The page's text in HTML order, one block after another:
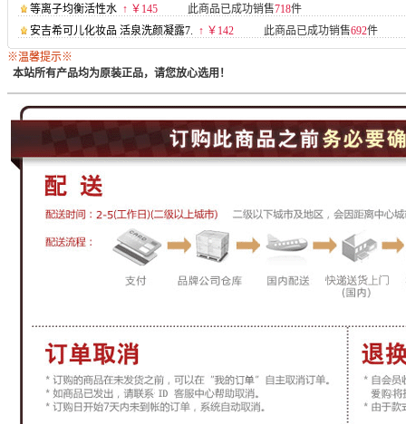
等离子均衡活性水 ↑ ￥145 此商品已成功销售718件
安吉希可儿化妆品 活泉洗颜凝露7. ↑ ￥142 此商品已成功销售692件
※温馨提示※
本站所有产品均为原装正品，请您放心选用！